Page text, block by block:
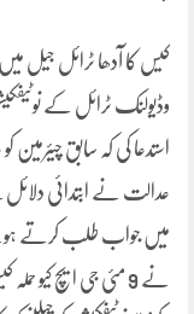
کیس کا آدھا ٹرائل جیل
وڈیولنک ٹرائل کے
استدعا کی کہ سابق
عدالت نے ابتدائی
میں جواب طلب کرتے
نے 9 مئی جی ایچ